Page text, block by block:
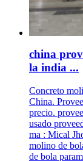
china
la india ...
Concreto
China.
precio.
usado
ma : Mical
molino de
de bola